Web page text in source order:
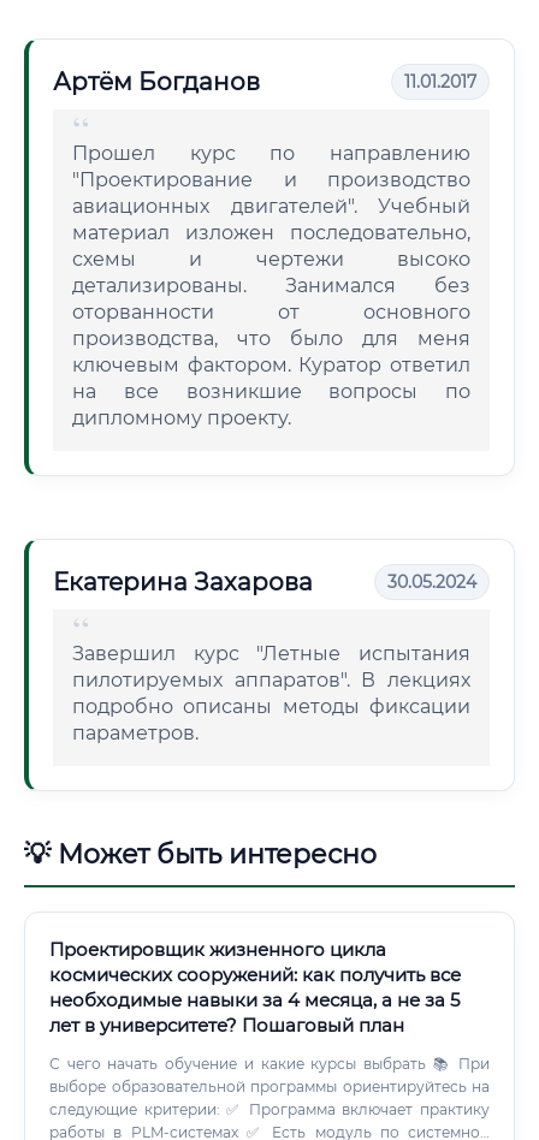
Артём Богданов 11.01.2017
Прошел курс по направлению
"Проектирование и производство
авиационных двигателей". Учебный
материал изложен последовательно,
схемы и чертежи высоко
детализированы. Занимался без
оторванности от основного
производства, что было для меня
ключевым фактором. Куратор ответил
на все возникшие вопросы по
дипломному проекту.
Екатерина Захарова 30.05.2024
Завершил курс "Летные испытания
пилотируемых аппаратов". В лекциях
подробно описаны методы фиксации
параметров.
💡 Может быть интересно
Проектировщик жизненного цикла
космических сооружений: как получить все
необходимые навыки за 4 месяца, а не за 5
лет в университете? Пошаговый план
С чего начать обучение и какие курсы выбрать 📚 При
выборе образовательной программы ориентируйтесь на
следующие критерии: ✅ Программа включает практику
работы в PLM-системах ✅ Есть модуль по системной